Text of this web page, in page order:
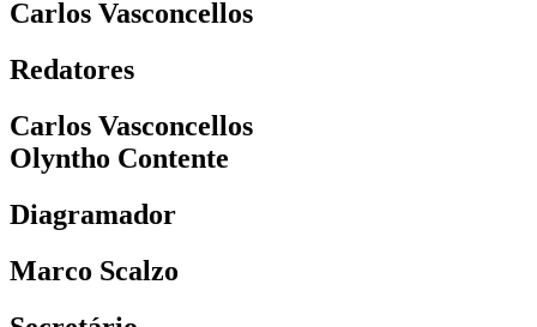
Carlos Vasconcellos
Redatores
Carlos Vasconcellos
Olyntho Contente
Diagramador
Marco Scalzo